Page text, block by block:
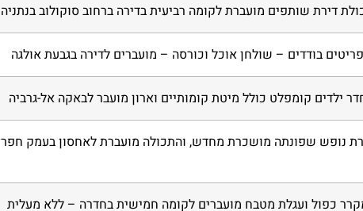
דירת שותפים מועברת לקומה רביעית בדירה ברחוב סוקולוב בנתניה
פריטים בודדים – שולחן אוכל וכורסה – מועברים לדירה בגבעת אולגה
ילדים קומפלט כולל מיטת קומותיים וארון מועבר לבאקה אל-גרביה
נופש שפונתה מושכרת מחדש, והתכולה מועברת לאחסון בעמק חפר
כפול ועגלת מטבח מועברים לקומה חמישית בחדרה – ללא מעלית